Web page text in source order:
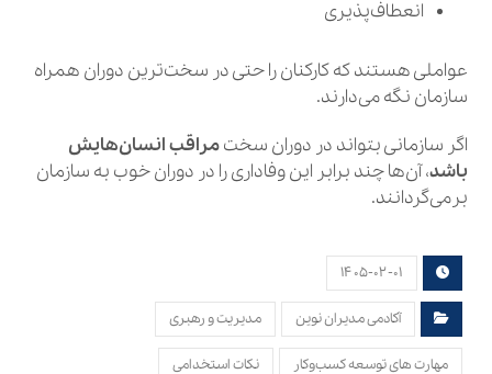
انعطاف‌پذیری
عواملی هستند که کارکنان را حتی در سخت‌ترین دوران همراه
سازمان نگه می‌دارند.
اگر سازمانی بتواند در دوران سختمراقب انسان‌هایش
باشد، آن‌ها چند برابر این وفاداری را در دوران خوب به سازمان
برمی‌گردانند.
۱۴۰۵-۰۲-۰۱
آکادمی مدیران نوین مدیریت و رهبری
مهارت های توسعه کسب‌وکار نکات استخدامی